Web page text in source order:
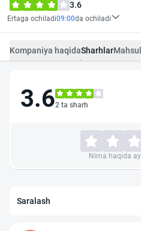
3.6
Ertaga ochiladi09:00da ochiladi
Kompaniya haqidaSharhlar
3.62 ta sharh
Nima haqida
Saralash